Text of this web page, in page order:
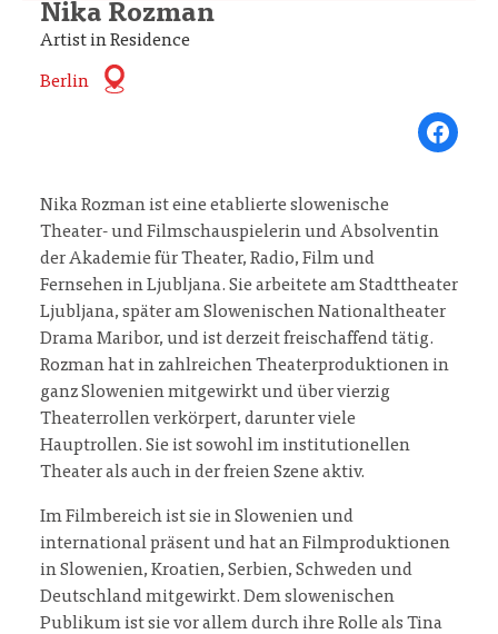
Nika Rozman
Artist in Residence
Berlin
Share on
Nika Rozman ist eine etablierte slowenische
Theater- und Filmschauspielerin und Absolventin
der Akademie für Theater, Radio, Film und
Fernsehen in Ljubljana. Sie arbeitete am Stadttheater
Ljubljana, später am Slowenischen Nationaltheater
Drama Maribor, und ist derzeit freischaffend tätig.
Rozman hat in zahlreichen Theaterproduktionen in
ganz Slowenien mitgewirkt und über vierzig
Theaterrollen verkörpert, darunter viele
Hauptrollen. Sie ist sowohl im institutionellen
Theater als auch in der freien Szene aktiv.
Im Filmbereich ist sie in Slowenien und
international präsent und hat an Filmproduktionen
in Slowenien, Kroatien, Serbien, Schweden und
Deutschland mitgewirkt. Dem slowenischen
Publikum ist sie vor allem durch ihre Rolle als Tina